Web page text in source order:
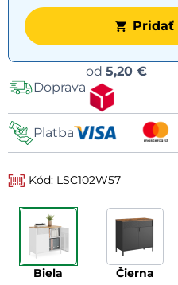
Pridať
Doprava
od 5,20 €
Platba
Kód: LSC102W57
biela čierna